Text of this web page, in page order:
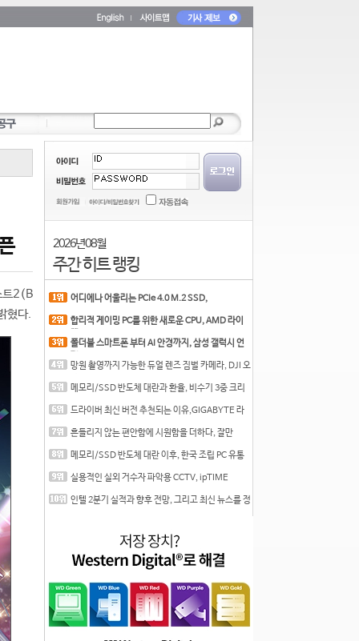
트2(B
혔다.
2026년 08월
주간 히트 랭킹
어디에나 어울리는 PCIe 4.0 M.2 SSD,
합리적 게이밍 PC를 위한 새로운 CPU, AMD 라이
폴더블 스마트폰 부터 AI 안경까지, 삼성 갤럭시 언
망원 촬영까지 가능한 듀얼 렌즈 짐벌 카메라, DJI 오
메모리/SSD 반도체 대란과 환율, 비수기 3중 크리
드라이버 최신 버전 추천되는 이유,GIGABYTE 라
흔들리지 않는 편안함에 시원함을 더하다, 잘만
메모리/SSD 반도체 대란 이후, 한국 조립 PC 유통
실용적인 실외 거수자 파악용 CCTV, ipTIME
인텔 2분기 실적과 향후 전망, 그리고 최신 뉴스를 정